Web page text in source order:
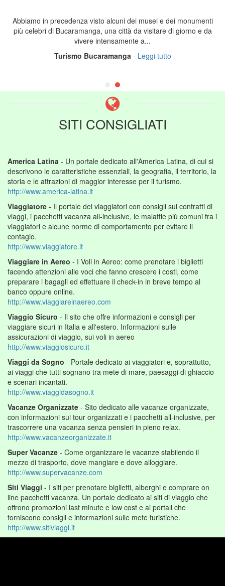
Abbiamo in precedenza visto alcuni dei musei e dei monumenti
più celebri di Bucaramanga, una città da visitare di giorno e da
vivere intensamente a...
Turismo Bucaramanga - Leggi tutto
SITI CONSIGLIATI
America Latina - Un portale dedicato all'America Latina, di cui si
descrivono le caratteristiche essenziali, la geografia, il territorio, la
storia e le attrazioni di maggior interesse per il turismo.
http://www.america-latina.it
Viaggiatore - Il portale dei viaggiatori con consigli sui contratti di
viaggi, i pacchetti vacanza all-inclusive, le malattie più comuni fra i
viaggiatori e alcune norme di comportamento per evitare il
contagio.
http://www.viaggiatore.it
Viaggiare in Aereo - I Voli in Aereo: come prenotare i biglietti
facendo attenzioni alle voci che fanno crescere i costi, come
preparare i bagagli ed effettuare il check-in in breve tempo al
banco oppure online.
http://www.viaggiareinaereo.com
Viaggio Sicuro - Il sito che offre informazioni e consigli per
viaggiare sicuri in Italia e all'estero. Informazioni sulle
assicurazioni di viaggio, sui voli in aereo
http://www.viaggiosicuro.it
Viaggi da Sogno - Portale dedicato ai viaggiatori e, soprattutto,
ai viaggi che tutti sognano tra mete di mare, paesaggi di ghiaccio
e scenari incantati.
http://www.viaggidasogno.it
Vacanze Organizzate - Sito dedicato alle vacanze organizzate,
con informazioni sui tour organizzati e i pacchetti all-inclusive, per
trascorrere una vacanza senza pensieri in pieno relax.
http://www.vacanzeorganizzate.it
Super Vacanze - Come organizzare le vacanze stabilendo il
mezzo di trasporto, dove mangiare e dove alloggiare.
http://www.supervacanze.com
Siti Viaggi - I siti per prenotare biglietti, alberghi e comprare on
line pacchetti vacanza. Un portale dedicato ai siti di viaggio che
offrono promozioni last minute e low cost e ai portali che
forniscono consigli e informazioni sulle mete turistiche.
http://www.sitiviaggi.it